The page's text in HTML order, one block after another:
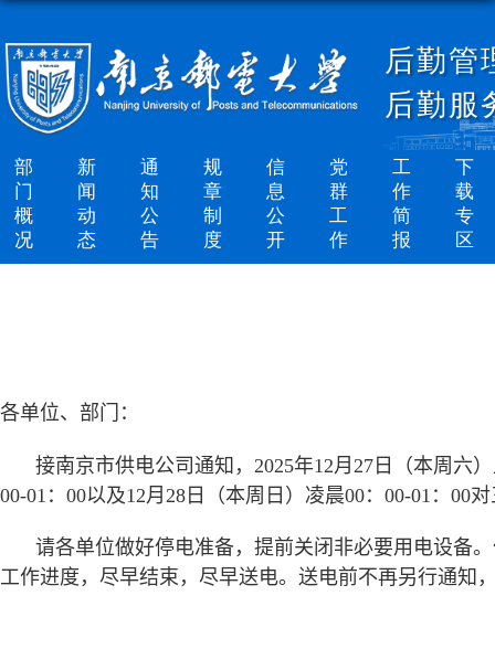
后勤管
后勤服
部
门
概
况
新
闻
动
态
通
知
公
告
规
章
制
度
信
息
公
开
党
群
工
作
工
作
简
报
下
载
专
区
各单位、部门：
接南京市供电公司通知， 2025年12月 27日（本周六
00-01 ： 00以及12月 28 日（本周日）凌晨00： 00-01 ： 00
请各单位做好停电准备，提前关闭非必要用电设备
工作进度，尽早结束，尽早送电。送电前不再另行通知